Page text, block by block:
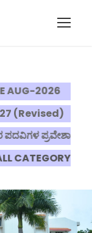
AUG-2026
(Revised)
ಪ್ರವೇಶಾತಿ
CATEGORY)